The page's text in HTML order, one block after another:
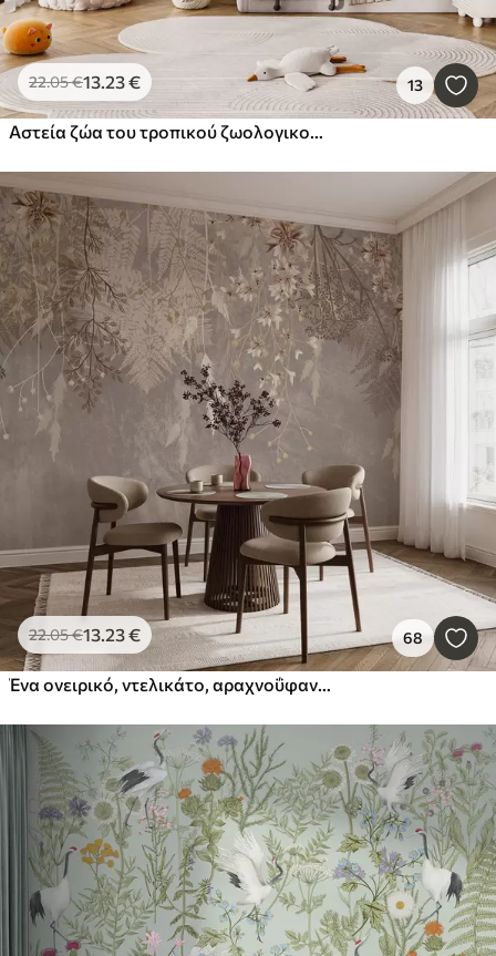
22.05€13.23€ 13
Αστεία ζώα του τροπικού ζωολογικού κήπου της ζούγκλας
22.05€13.23€ 68
Ένα ονειρικό, ντελικάτο, αραχνοΰφαντο φυτό, καρφιά και λουλούδια σε καφέ παστέλ χρώματα σε ένα θολό, υφή φόντο